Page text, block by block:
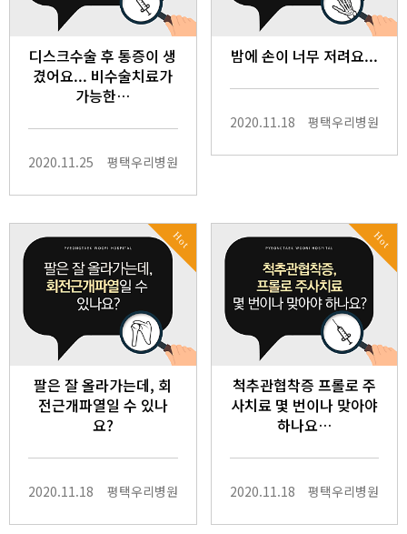
디스크수술 후 통증이 생
겼어요... 비수술치료가
가능한…
2020.11.25 평택우리병원
밤에 손이 너무 저려요...
2020.11.18 평택우리병원
Hot
팔은 잘 올라가는데, 회
전근개파열일 수 있나
요?
2020.11.18 평택우리병원
Hot
척추관협착증 프롤로 주
사치료 몇 번이나 맞아야
하나요…
2020.11.18 평택우리병원